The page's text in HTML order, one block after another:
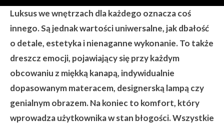
Luksus we wnętrzach dla każdego oznacza coś
innego. Są jednak wartości uniwersalne, jak dbałość
o detale, estetyka i nienaganne wykonanie. To także
dreszcz emocji, pojawiający się przy każdym
obcowaniu z miękką kanapą, indywidualnie
dopasowanym materacem, designerską lampą czy
genialnym obrazem. Na koniec to komfort, który
wprowadza użytkownika w stan błogości. Wszystkie